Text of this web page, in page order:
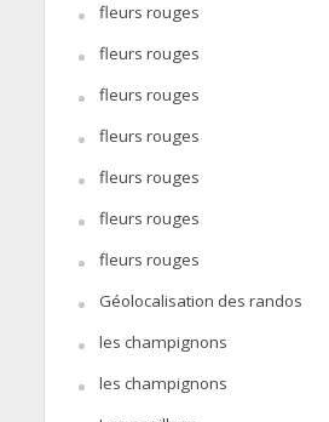
fleurs rouges
fleurs rouges
fleurs rouges
fleurs rouges
fleurs rouges
fleurs rouges
fleurs rouges
Géolocalisation des randos
les champignons
les champignons